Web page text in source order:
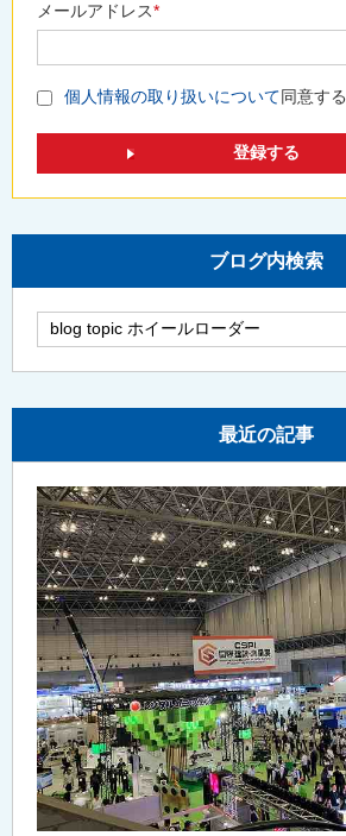
メールアドレス*
個人情報の取り扱いについて同意する
ブログ内検索
最近の記事